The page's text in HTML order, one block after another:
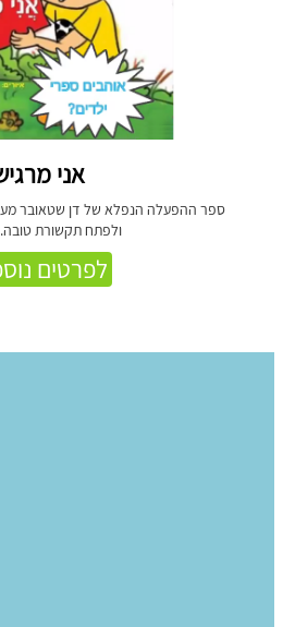
אני
ספר ההפעלה הנפלא של דן שטאובר
ולפתח תקשורת
לפרטים